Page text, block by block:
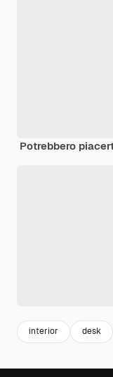
Potrebbero
interior desk